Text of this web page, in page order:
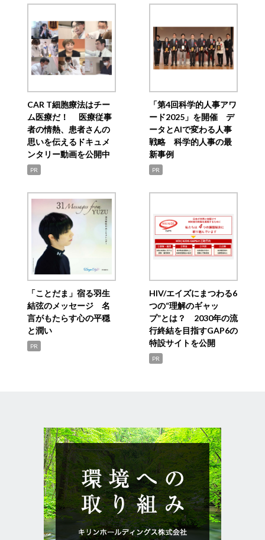
CAR T細胞療法はチー
ム医療だ！ 医療従事
者の情熱、患者さんの
思いを伝えるドキュメ
ンタリー動画を公開中
PR
「第4回科学的人事アワ
ード2025」を開催 デ
ータとAIで変わる人事
戦略 科学的人事の最
新事例
PR
「ことだま」宿る羽生
結弦のメッセージ 名
言がもたらす心の平穏
と潤い
PR
HIV/エイズにまつわる6
つの“理解のギャッ
プ”とは？ 2030年の流
行終結を目指すGAP6の
特設サイトを公開
PR